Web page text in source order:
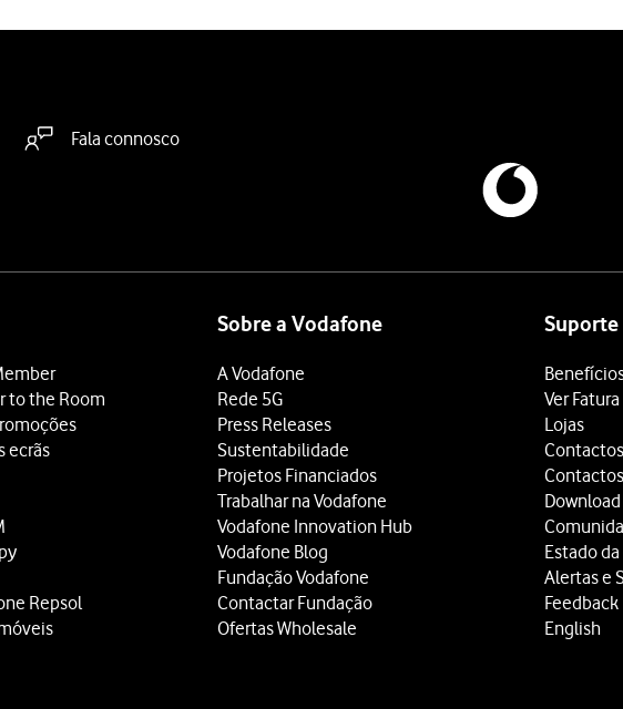
Fala connosco
to the Room
ecrãs
Repsol
Sobre a Vodafone
A Vodafone
Rede 5G
Press Releases
Sustentabilidade
Projetos Financiados
Trabalhar na Vodafone
Vodafone Innovation Hub
Vodafone Blog
Fundação Vodafone
Contactar Fundação
Ofertas Wholesale
Suporte
Ver Fatura
Lojas
Contactos
Estado
Alertas e
Feedback
English